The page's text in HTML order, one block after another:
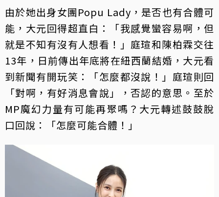
由於她出身女團Popu Lady，是否也有合體可
能，大元回得超直白：「我感覺蠻容易啊，但
就是不知有沒有人想看！」庭瑄和陳柏霖交往
13年，日前傳出年底將在紐西蘭結婚，大元看
到新聞有開玩笑：「怎麼都沒說！」庭瑄則回
「對啊，有好消息會說」，否認的意思。至於
MP魔幻力量有可能再聚嗎？大元轉述鼓鼓脫
口回說：「怎麼可能合體！」